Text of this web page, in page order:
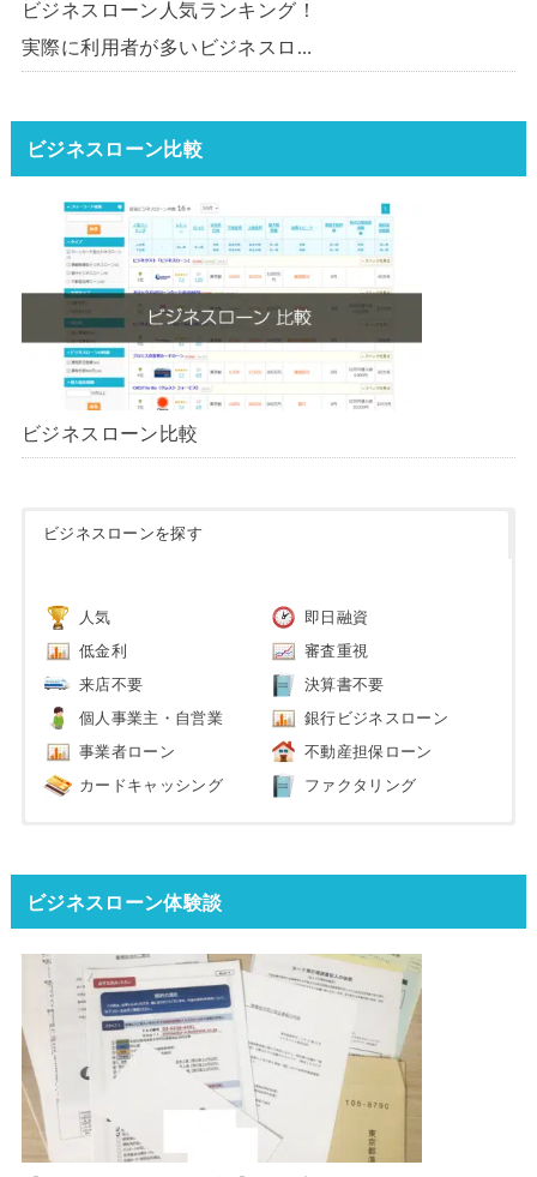
ビジネスローン人気ランキング！
実際に利用者が多いビジネスロー
ータ】【2026年版】
ビジネスローン比較
ビジネスローン比較
ビジネスローンを探す
人気 即日融資
低金利 審査重視
来店不要 決算書不要
個人事業主・自営業 銀行ビジネスローン
事業者ローン 不動産担保ローン
カードキャッシング ファクタリング
ビジネスローン体験談